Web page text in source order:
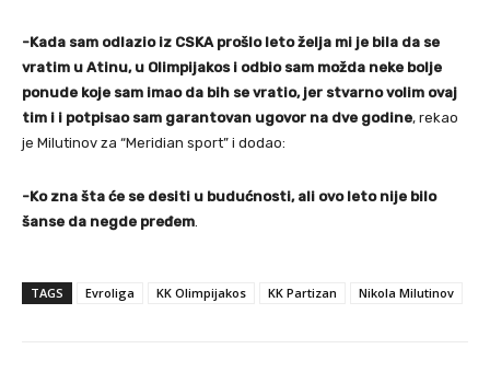
-Kada sam odlazio iz CSKA prošlo leto želja mi je bila da se
vratim u Atinu, u Olimpijakos i odbio sam možda neke bolje
ponude koje sam imao da bih se vratio, jer stvarno volim ovaj
tim i i potpisao sam garantovan ugovor na dve godine, rekao
je Milutinov za “Meridian sport” i dodao:
-Ko zna šta će se desiti u budućnosti, ali ovo leto nije bilo
šanse da negde pređem
TAGS Evroliga KK Olimpijakos KK Partizan Nikola Milutinov